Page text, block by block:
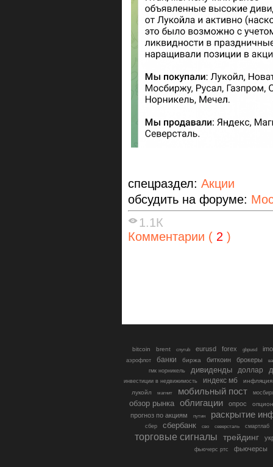
спецраздел: Акции
обсудить на форуме:
1.1К
Комментарии ( 2 )
bitcoin brent cnyrub eurusd forex gbpusd
аэрофлот банки биржа биткоин брокеры
гмк норникель
дивиденды доллар
инвестиции в недвижимость индекс мб
инфляция
лукойл
магнит мобильный пост
обзор рынка облигации опрос
прогноз по акциям путин раскрытие
сбер сбербанк сво северсталь смартлаб
торговые сигналы трейдинг
фьючерс ртс фьючерсы